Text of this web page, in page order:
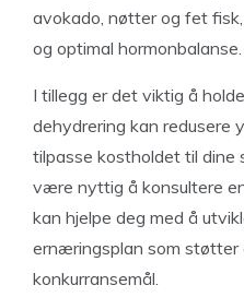
avokado, nøtter og fet
og optimal hormonbalanse.
I tillegg er det viktig å
dehydrering kan redusere
tilpasse kostholdet til dine
være nyttig å konsultere
kan hjelpe deg med å
ernæringsplan som støtter
konkurransemål.